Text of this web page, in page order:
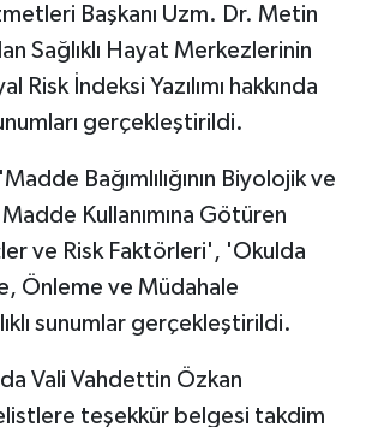
Başkanı Uzm. Dr. Metin
Sağlıklı Hayat Merkezlerinin
Risk İndeksi Yazılımı hakkında
gerçekleştirildi.
Bağımlılığının Biyolojik ve
Kullanımına Götüren
ve Risk Faktörleri', 'Okulda
Önleme ve Müdahale
sunumlar gerçekleştirildi.
Vali Vahdettin Özkan
teşekkür belgesi takdim